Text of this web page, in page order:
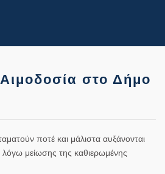
στο Δήμο
ποτέ και μάλιστα αυξάνονται
λόγω μείωσης της καθιερωμένης